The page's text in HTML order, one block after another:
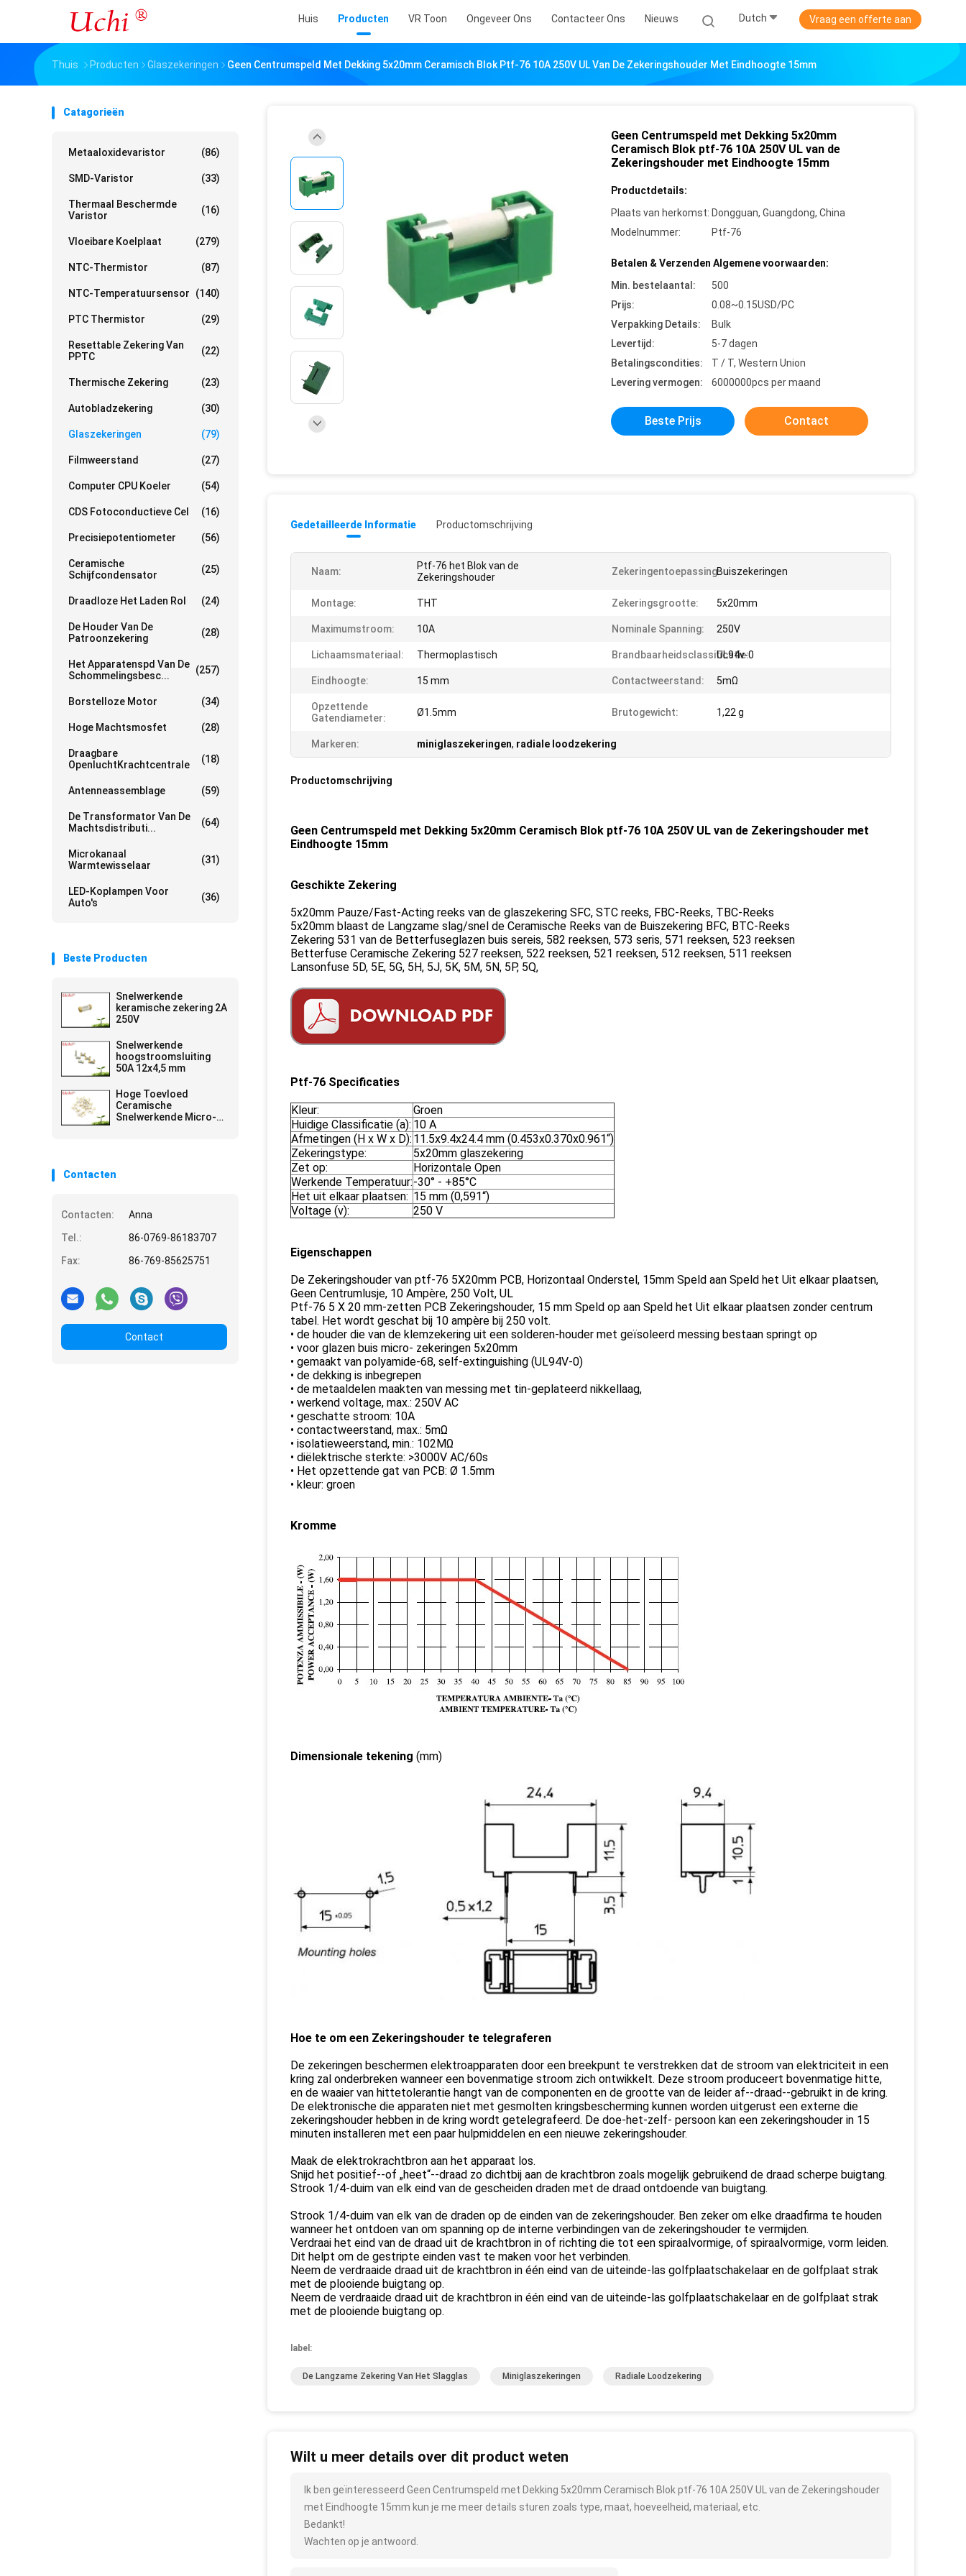
Huis Producten VR Toon Ongeveer Ons Contacteer Ons Nieuws Dutch Vraag een offerte aan
Thuis Producten Glaszekeringen Geen Centrumspeld Met Dekking 5x20mm Ceramisch Blok Ptf-76 10A 250V UL Van De Zekeringshouder Met Eindhoogte 15mm
Catagorieën
Metaaloxidevaristor (86)
SMD-Varistor (33)
Thermaal Beschermde
Varistor
(16)
Vloeibare Koelplaat (279)
NTC-Thermistor (87)
NTC-Temperatuursensor (140)
PTC Thermistor (29)
Resettable Zekering Van
PPTC
(22)
Thermische Zekering (23)
Autobladzekering (30)
Glaszekeringen (79)
Filmweerstand (27)
Computer CPU Koeler (54)
CDS Fotoconductieve Cel (16)
Precisiepotentiometer (56)
Ceramische
Schijfcondensator
(25)
Draadloze Het Laden Rol (24)
De Houder Van De
Patroonzekering
(28)
Het Apparatenspd Van De
Schommelingsbesc...
(257)
Borstelloze Motor (34)
Hoge Machtsmosfet (28)
Draagbare
OpenluchtKrachtcentrale
(18)
Antenneassemblage (59)
De Transformator Van De
Machtsdistributi...
(64)
Microkanaal
Warmtewisselaar
(31)
LED-Koplampen Voor
Auto's
(36)
Beste Producten
Snelwerkende
keramische zekering 2A
250V
Snelwerkende
hoogstroomsluiting
50A 12x4,5 mm
Hoge Toevloed
Ceramische
Snelwerkende Micro-
Contacten
Contacten:
Anna
Tel.:
86-0769-86183707
Fax:
86-769-85625751
Contact
Geen Centrumspeld met Dekking 5x20mm
Ceramisch Blok ptf-76 10A 250V UL van de
Zekeringshouder met Eindhoogte 15mm
Productdetails:
Plaats van herkomst: Dongguan, Guangdong, China
Modelnummer:
Ptf-76
Betalen & Verzenden Algemene voorwaarden:
Min. bestelaantal:
500
Prijs:
0.08~0.15USD/PC
Verpakking Details:
Bulk
Levertijd:
5-7 dagen
Betalingscondities:
T / T, Western Union
Levering vermogen:
6000000pcs per maand
Beste Prijs Contact
Gedetailleerde Informatie Productomschrijving
Naam:
Ptf-76 het Blok van de
Zekeringshouder
Zekeringentoepassing:Buiszekeringen
Montage: THT Zekeringsgrootte: 5x20mm
Maximumstroom: 10A Nominale Spanning: 250V
Lichaamsmateriaal: Thermoplastisch Brandbaarheidsclassificatie:
UL94v-0
Eindhoogte: 15 mm Contactweerstand: 5mΩ
Opzettende
Gatendiameter:
Ø1.5mm Brutogewicht: 1,22 g
Markeren: miniglaszekeringen, radiale loodzekering
Productomschrijving
Geen Centrumspeld met Dekking 5x20mm Ceramisch Blok ptf-76 10A 250V UL van de Zekeringshouder met
Eindhoogte 15mm
Geschikte Zekering
5x20mm Pauze/Fast-Acting reeks van de glaszekering SFC, STC reeks, FBC-Reeks, TBC-Reeks
5x20mm blaast de Langzame slag/snel de Ceramische Reeks van de Buiszekering BFC, BTC-Reeks
Zekering 531 van de Betterfuseglazen buis sereis, 582 reeksen, 573 seris, 571 reeksen, 523 reeksen
Betterfuse Ceramische Zekering 527 reeksen, 522 reeksen, 521 reeksen, 512 reeksen, 511 reeksen
Lansonfuse 5D, 5E, 5G, 5H, 5J, 5K, 5M, 5N, 5P, 5Q,
Ptf-76 Specificaties
Kleur:
Groen
Huidige Classificatie (a): 10 A
Afmetingen (H x W x D): 11.5x9.4x24.4 mm (0.453x0.370x0.961“)
Zekeringstype:
5x20mm glaszekering
Zet op:
Horizontale Open
Werkende Temperatuur:-30° - +85°C
Het uit elkaar plaatsen: 15 mm (0,591“)
Voltage (v):
250 V
Eigenschappen
De Zekeringshouder van ptf-76 5X20mm PCB, Horizontaal Onderstel, 15mm Speld aan Speld het Uit elkaar plaatsen,
Geen Centrumlusje, 10 Ampère, 250 Volt, UL
Ptf-76 5 X 20 mm-zetten PCB Zekeringshouder, 15 mm Speld op aan Speld het Uit elkaar plaatsen zonder centrum
tabel. Het wordt geschat bij 10 ampère bij 250 volt.
• de houder die van de klemzekering uit een solderen-houder met geïsoleerd messing bestaan springt op
• voor glazen buis micro- zekeringen 5x20mm
• gemaakt van polyamide-68, self-extinguishing (UL94V-0)
• de dekking is inbegrepen
• de metaaldelen maakten van messing met tin-geplateerd nikkellaag,
• werkend voltage, max.: 250V AC
• geschatte stroom: 10A
• contactweerstand, max.: 5mΩ
• isolatieweerstand, min.: 102MΩ
• diëlektrische sterkte: >3000V AC/60s
• Het opzettende gat van PCB: Ø 1.5mm
• kleur: groen
Kromme
Dimensionale tekening (mm)
Hoe te om een Zekeringshouder te telegraferen
De zekeringen beschermen elektroapparaten door een breekpunt te verstrekken dat de stroom van elektriciteit in een
kring zal onderbreken wanneer een bovenmatige stroom zich ontwikkelt. Deze stroom produceert bovenmatige hitte,
en de waaier van hittetolerantie hangt van de componenten en de grootte van de leider af--draad--gebruikt in de kring.
De elektronische die apparaten niet met gesmolten kringsbescherming kunnen worden uitgerust een externe die
zekeringshouder hebben in de kring wordt getelegrafeerd. De doe-het-zelf- persoon kan een zekeringshouder in 15
minuten installeren met een paar hulpmiddelen en een nieuwe zekeringshouder.
Maak de elektrokrachtbron aan het apparaat los.
Snijd het positief--of „heet“--draad zo dichtbij aan de krachtbron zoals mogelijk gebruikend de draad scherpe buigtang.
Strook 1/4-duim van elk eind van de gescheiden draden met de draad ontdoende van buigtang.
Strook 1/4-duim van elk van de draden op de einden van de zekeringshouder. Ben zeker om elke draadfirma te houden
wanneer het ontdoen van om spanning op de interne verbindingen van de zekeringshouder te vermijden.
Verdraai het eind van de draad uit de krachtbron in of richting die tot een spiraalvormige, of spiraalvormige, vorm leiden.
Dit helpt om de gestripte einden vast te maken voor het verbinden.
Neem de verdraaide draad uit de krachtbron in één eind van de uiteinde-las golfplaatschakelaar en de golfplaat strak
met de plooiende buigtang op.
Neem de verdraaide draad uit de krachtbron in één eind van de uiteinde-las golfplaatschakelaar en de golfplaat strak
met de plooiende buigtang op.
label:
De Langzame Zekering Van Het Slagglas Miniglaszekeringen Radiale Loodzekering
Wilt u meer details over dit product weten
Ik ben geïnteresseerd Geen Centrumspeld met Dekking 5x20mm Ceramisch Blok ptf-76 10A 250V UL van de Zekeringshouder
met Eindhoogte 15mm kun je me meer details sturen zoals type, maat, hoeveelheid, materiaal, etc.
Bedankt!
Wachten op je antwoord.